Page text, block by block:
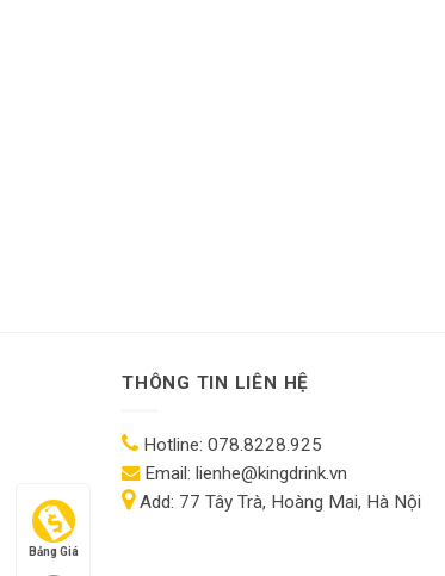
THÔNG TIN LIÊN HỆ
Hotline: 078.8228.925
Email: lienhe@kingdrink.vn
Add: 77 Tây Trà, Hoàng Mai, Hà Nội
Bảng Giá